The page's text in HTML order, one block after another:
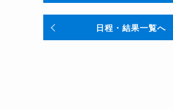
日程・結果一覧へ